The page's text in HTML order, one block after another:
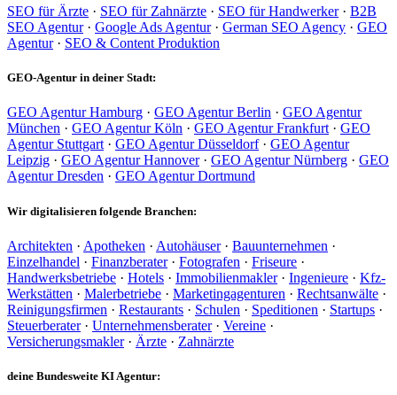
SEO für Ärzte · SEO für Zahnärzte · SEO für Handwerker· B2B
SEO Agentur· Google Ads Agentur· German SEO Agency · GEO
Agentur· SEO & Content Produktion
GEO-Agentur in deiner Stadt:
GEO Agentur Hamburg · GEO Agentur Berlin · GEO Agentur
München · GEO Agentur Köln · GEO Agentur Frankfurt· GEO
Agentur Stuttgart· GEO Agentur Düsseldorf· GEO Agentur
Leipzig · GEO Agentur Hannover· GEO Agentur Nürnberg · GEO
Agentur Dresden · GEO Agentur Dortmund
Wir digitalisieren folgende Branchen:
Architekten · Apotheken · Autohäuser· Bauunternehmen ·
Einzelhandel · Finanzberater· Fotografen · Friseure ·
Handwerksbetriebe · Hotels · Immobilienmakler· Ingenieure · Kfz-
Werkstätten · Malerbetriebe · Marketingagenturen · Rechtsanwälte ·
Reinigungsfirmen · Restaurants · Schulen · Speditionen · Startups ·
Steuerberater· Unternehmensberater· Vereine ·
Versicherungsmakler· Ärzte · Zahnärzte
deine Bundesweite KI Agentur: